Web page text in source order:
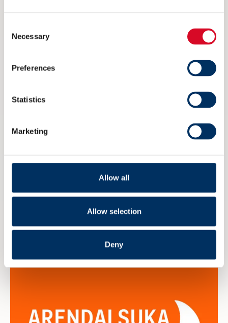
Selection
Necessary
Preferences
Statistics
Marketing
Allow all
Allow selection
Deny